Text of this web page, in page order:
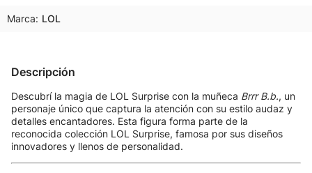
Marca: LOL
Descripción
Descubrí la magia de LOL Surprise con la muñeca Brrr B.b., un
personaje único que captura la atención con su estilo audaz y
detalles encantadores. Esta figura forma parte de la
reconocida colección LOL Surprise, famosa por sus diseños
innovadores y llenos de personalidad.